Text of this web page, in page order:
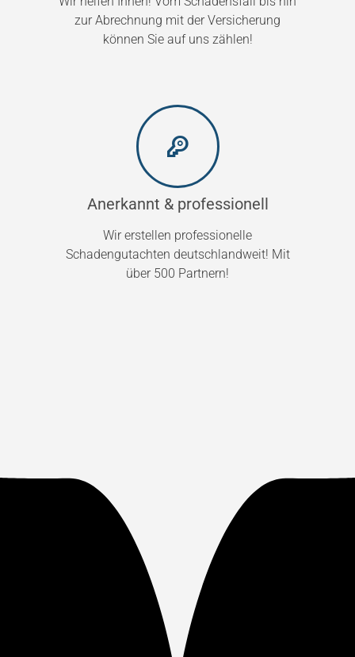
zur Abrechnung mit der Versicherung
können Sie auf uns zählen!
Anerkannt & professionell
Wir erstellen professionelle
Schadengutachten deutschlandweit! Mit
über 500 Partnern!